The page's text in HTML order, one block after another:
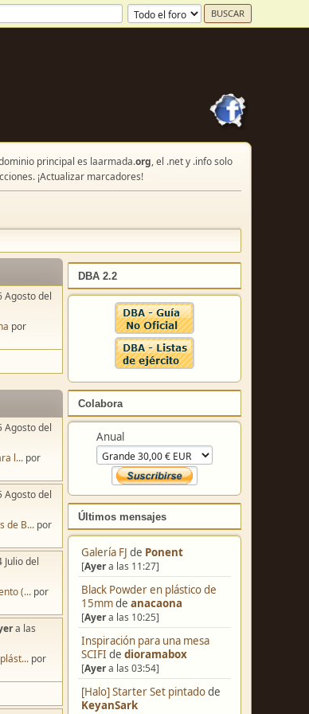
principal es laarmada.org, el .net y .info solo
¡Actualizar marcadores!
DBA 2.2
Colabora
Anual
Últimos mensajes
Galería FJ de Ponent
[Ayera las 11:27]
Black Powder en plástico de
15mmde anacaona
[Ayera las 10:25]
Inspiración para una mesa
SCIFI de dioramabox
[Ayera las 03:54]
[Halo] Starter Set pintadode
KeyanSark
Agosto del
por
Agosto del
l... por
Agosto del
de B... por
Julio del
(... por
a las
por